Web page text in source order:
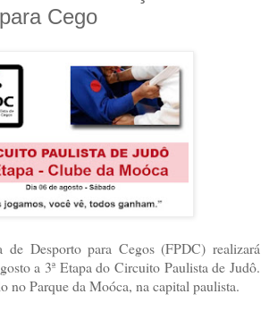
Cego
de Desporto para Cegos (FPDC) realizará
a 3ª Etapa do Circuito Paulista de Judô.
no Parque da Moóca, na capital paulista.